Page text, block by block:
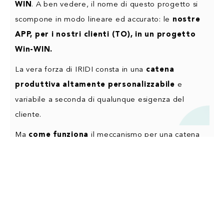
WIN. A ben vedere, il nome di questo progetto si
scompone in modo lineare ed accurato: le nostre
APP, per i nostri clienti (TO), in un progetto
Win-WIN.
La vera forza di IRIDI consta in una catena
produttiva altamente personalizzabile e
variabile a seconda di qualunque esigenza del
cliente.
Ma come funziona il meccanismo per una catena